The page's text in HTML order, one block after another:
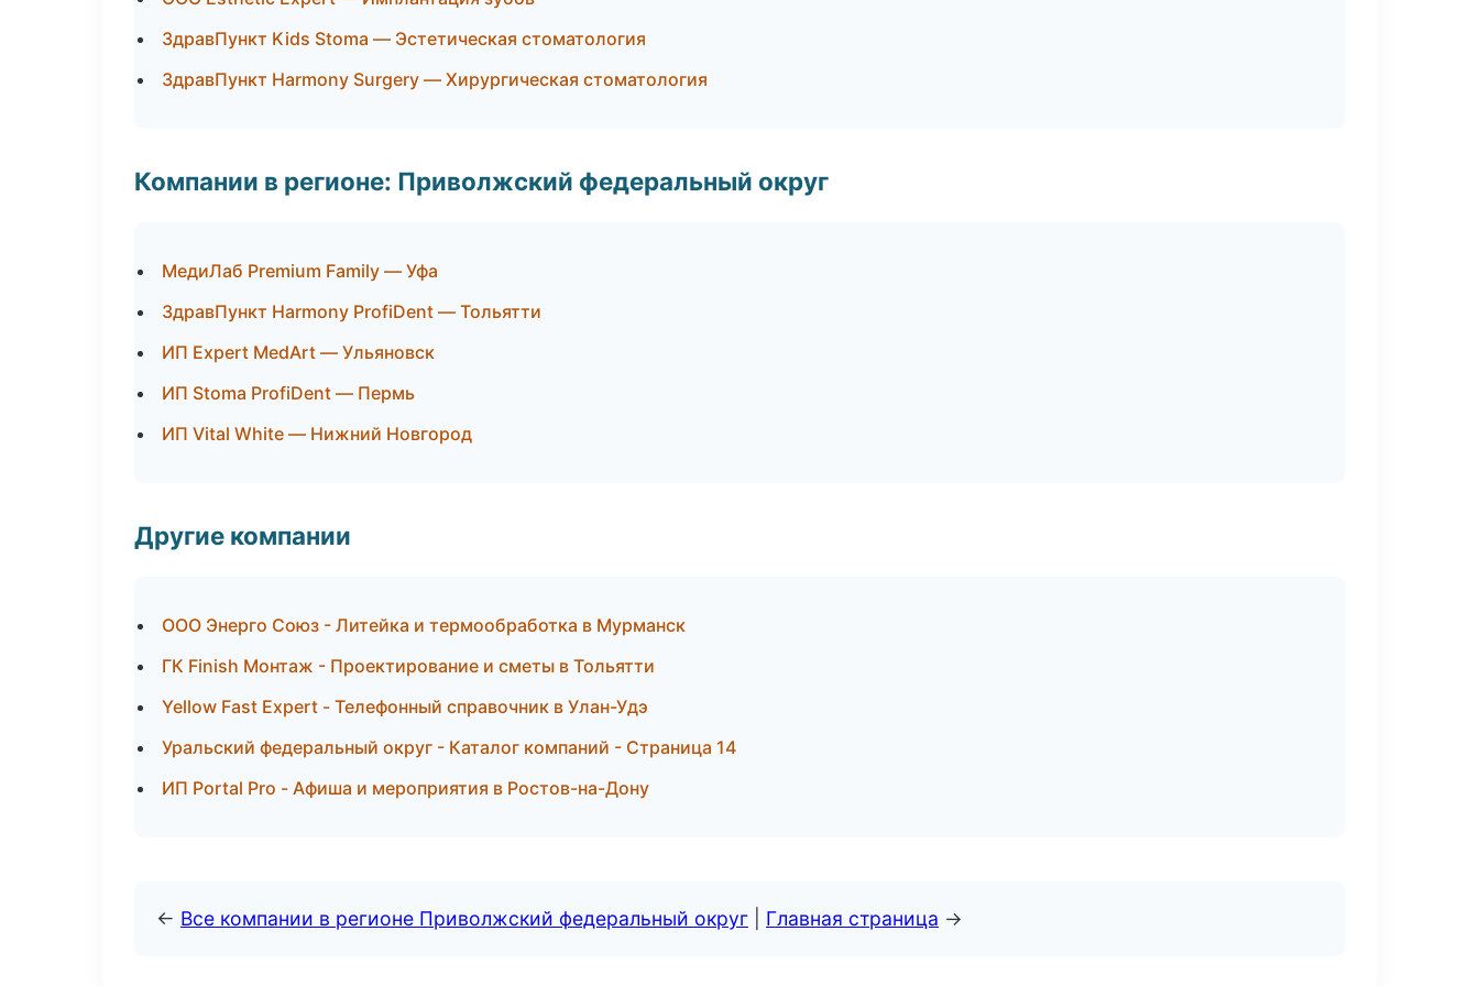
ЗдравПункт Kids Stoma — Эстетическая стоматология
ЗдравПункт Harmony Surgery — Хирургическая стоматология
Компании в регионе: Приволжский федеральный округ
МедиЛаб Premium Family — Уфа
ЗдравПункт Harmony ProfiDent — Тольятти
ИП Expert MedArt — Ульяновск
ИП Stoma ProfiDent — Пермь
ИП Vital White — Нижний Новгород
Другие компании
ООО Энерго Союз - Литейка и термообработка в Мурманск
ГК Finish Монтаж - Проектирование и сметы в Тольятти
Yellow Fast Expert - Телефонный справочник в Улан-Удэ
Уральский федеральный округ - Каталог компаний - Страница 14
ИП Portal Pro - Афиша и мероприятия в Ростов-на-Дону
← Все компании в регионе Приволжский федеральный округ Главная страница →